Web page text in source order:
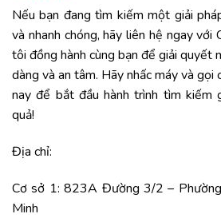
Nếu bạn đang tìm kiếm một giải
và nhanh chóng, hãy liên hệ ngay với
tôi đồng hành cùng bạn để giải quyết
dàng và an tâm. Hãy nhấc máy và gọi
nay để bắt đầu hành trình tìm kiếm
quả!
Địa chỉ:
Cơ sở 1: 823A Đường 3/2 –
Minh